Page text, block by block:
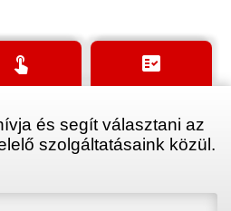
touch_app fact_check
és segít választani az
szolgáltatásaink közül.